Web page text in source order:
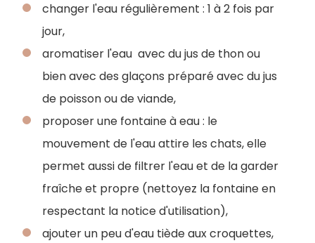
changer l'eau régulièrement : 1 à 2 fois par
jour,
aromatiser l'eau avec du jus de thon ou
bien avec des glaçons préparé avec du jus
de poisson ou de viande,
proposer une fontaine à eau : le
mouvement de l'eau attire les chats, elle
permet aussi de filtrer l'eau et de la garder
fraîche et propre (nettoyez la fontaine en
respectant la notice d'utilisation),
ajouter un peu d'eau tiède aux croquettes,